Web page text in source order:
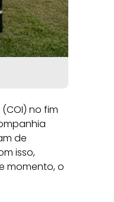
no fim
de
isso,
momento, o